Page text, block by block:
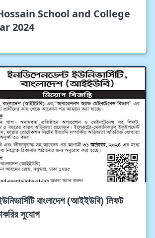
School and College
2024
বাংলাদেশ (আইইউবি) লিফট
সুযোগ